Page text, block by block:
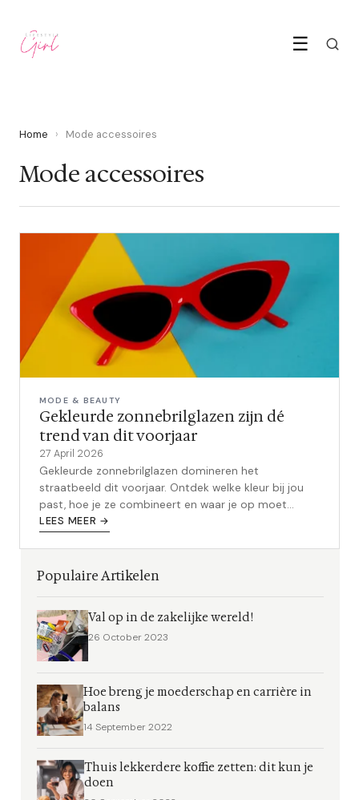
☰
Home › Mode accessoires
Mode accessoires
MODE & BEAUTY
Gekleurde zonnebrilglazen zijn dé
trend van dit voorjaar
27 April 2026
Gekleurde zonnebrilglazen domineren het
straatbeeld dit voorjaar. Ontdek welke kleur bij jou
past, hoe je ze combineert en waar je op moet
letten bij UV-bescherming.
LEES MEER →
Populaire Artikelen
Val op in de zakelijke wereld!
26 October 2023
Hoe breng je moederschap en carrière in
balans
14 September 2022
Thuis lekkerdere koffie zetten: dit kun je
doen